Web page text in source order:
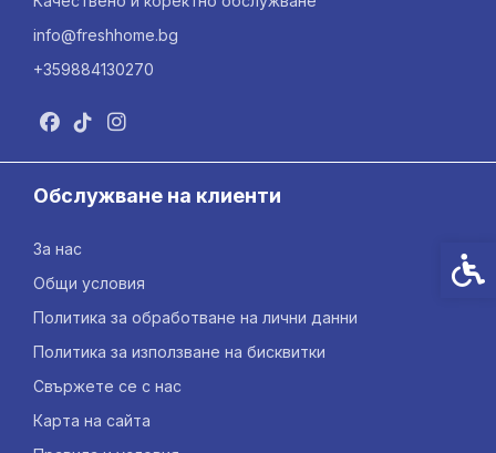
info@freshhome.bg
+359884130270
Обслужване на клиенти
За нас
Общи условия
Политика за обработване на лични данни
Политика за използване на бисквитки
Свържете се с нас
Карта на сайта